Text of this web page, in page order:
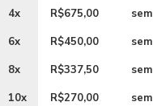
4x R$675,00
6x R$450,00
8x R$337,50
10x R$270,00